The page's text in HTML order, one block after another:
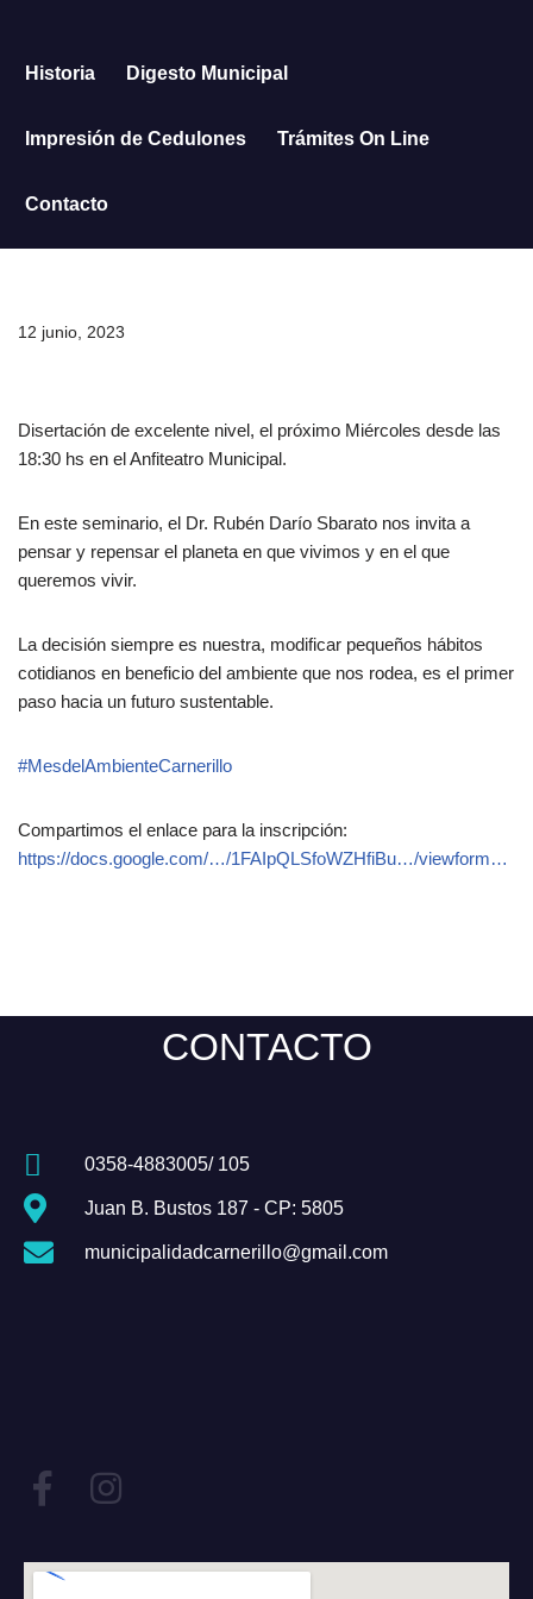
Saltar
Historia Digesto Municipal
Impresión de Cedulones Trámites On Line
Contacto
12 junio, 2023
Disertación de excelente nivel, el próximo Miércoles desde las
18:30 hs en el Anfiteatro Municipal.
En este seminario, el Dr. Rubén Darío Sbarato nos invita a
pensar y repensar el planeta en que vivimos y en el que
queremos vivir.
La decisión siempre es nuestra, modificar pequeños hábitos
cotidianos en beneficio del ambiente que nos rodea, es el primer
paso hacia un futuro sustentable.
#MesdelAmbienteCarnerillo
Compartimos el enlace para la inscripción:
https://docs.google.com/…/1FAIpQLSfoWZHfiBu…/viewform…
CONTACTO
0358-4883005/ 105
Juan B. Bustos 187 - CP: 5805
municipalidadcarnerillo@gmail.com